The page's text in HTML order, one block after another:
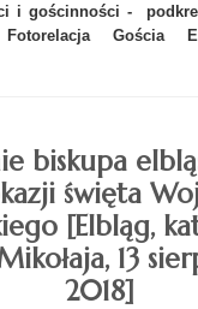
i gościnności -
Gościa
biskupa
święta
[Elbląg,
13
2018]